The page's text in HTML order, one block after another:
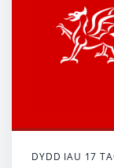
DYDD IAU 17